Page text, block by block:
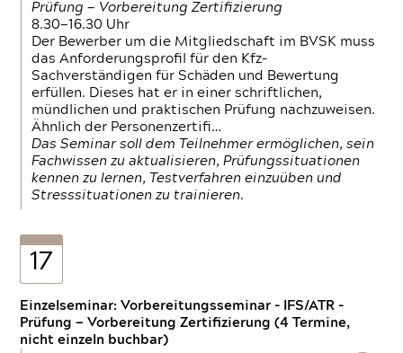
Prüfung — Vorbereitung Zertifizierung
8.30—16.30 Uhr
Der Bewerber um die Mitgliedschaft im BVSK muss
das Anforderungsprofil für den Kfz-
Sachverständigen für Schäden und Bewertung
erfüllen. Dieses hat er in einer schriftlichen,
mündlichen und praktischen Prüfung nachzuweisen.
Ähnlich der Personenzertifi…
Das Seminar soll dem Teilnehmer ermöglichen, sein
Fachwissen zu aktualisieren, Prüfungssituationen
kennen zu lernen, Testverfahren einzuüben und
Stresssituationen zu trainieren.
17
Einzelseminar: Vorbereitungsseminar - IFS/ATR -
Prüfung — Vorbereitung Zertifizierung (4 Termine,
nicht einzeln buchbar)